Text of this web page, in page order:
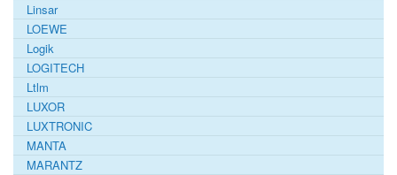
Linsar
LOEWE
Logik
LOGITECH
Ltlm
LUXOR
LUXTRONIC
MANTA
MARANTZ